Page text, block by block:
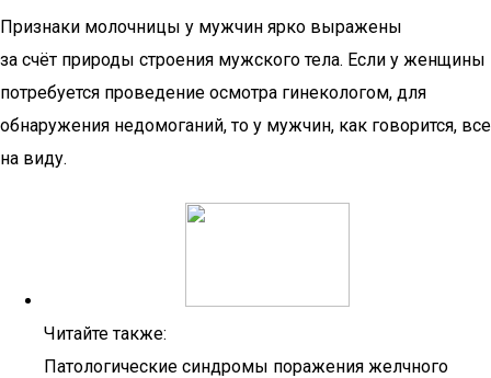
Признаки молочницы у мужчин ярко выражены
за счёт природы строения мужского тела. Если у женщины
потребуется проведение осмотра гинекологом, для
обнаружения недомоганий, то у мужчин, как говорится, все
на виду.
Читайте также:
Патологические синдромы поражения желчного